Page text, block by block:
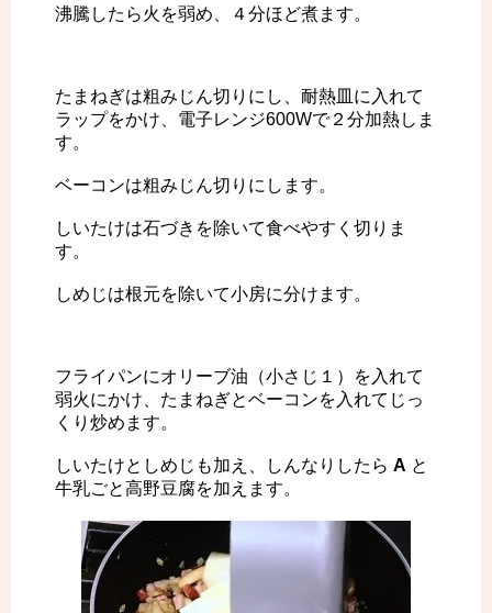
沸騰したら火を弱め、４分ほど煮ます。
たまねぎは粗みじん切りにし、耐熱皿に入れて
ラップをかけ、電子レンジ600Wで２分加熱しま
す。
ベーコンは粗みじん切りにします。
しいたけは石づきを除いて食べやすく切りま
す。
しめじは根元を除いて小房に分けます。
フライパンにオリーブ油（小さじ１）を入れて
弱火にかけ、たまねぎとベーコンを入れてじっ
くり炒めます。
しいたけとしめじも加え、しんなりしたら A と
牛乳ごと高野豆腐を加えます。